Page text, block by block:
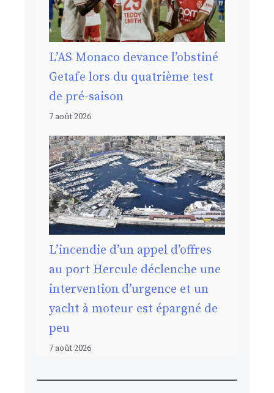
L’AS Monaco devance l’obstiné
Getafe lors du quatrième test
de pré-saison
7 août 2026
L’incendie d’un appel d’offres
au port Hercule déclenche une
intervention d’urgence et un
yacht à moteur est épargné de
peu
7 août 2026